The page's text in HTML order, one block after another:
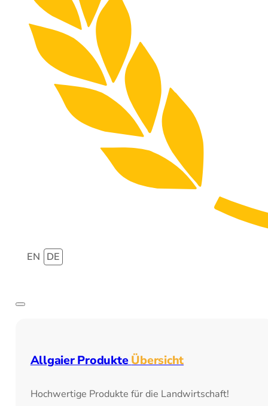
EN DE
Allgaier ProdukteÜbersicht
Hochwertige Produkte für die Landwirtschaft!